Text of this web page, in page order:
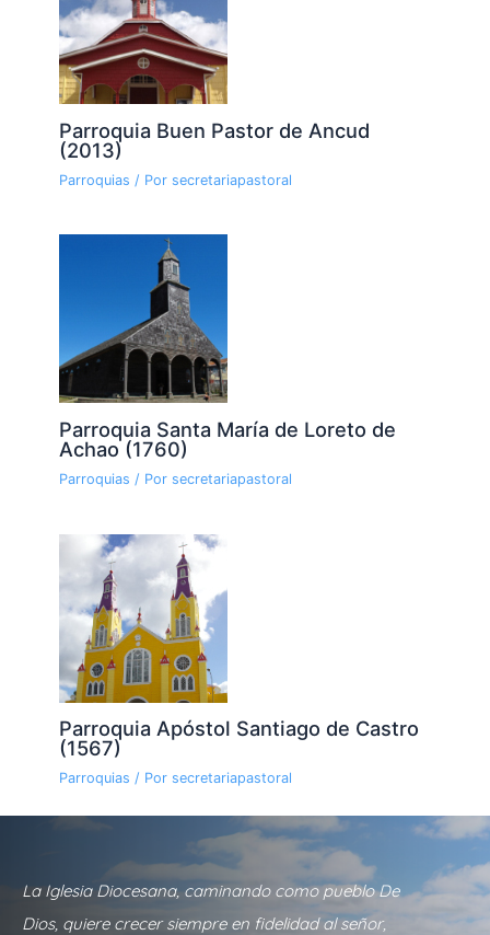
Parroquia Buen Pastor de Ancud
(2013)
Parroquias / Por secretariapastoral
Parroquia Santa María de Loreto de
Achao (1760)
Parroquias / Por secretariapastoral
Parroquia Apóstol Santiago de Castro
(1567)
Parroquias / Por secretariapastoral
La Iglesia Diocesana, caminando como pueblo De
Dios, quiere crecer siempre en fidelidad al señor,